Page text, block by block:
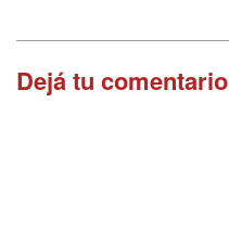
Dejá tu comentario